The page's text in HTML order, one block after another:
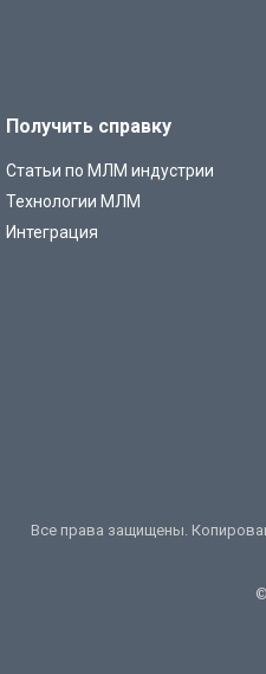
Получить справку
Статьи по МЛМ индустрии
Технологии МЛМ
Интеграция
Все права защищены.